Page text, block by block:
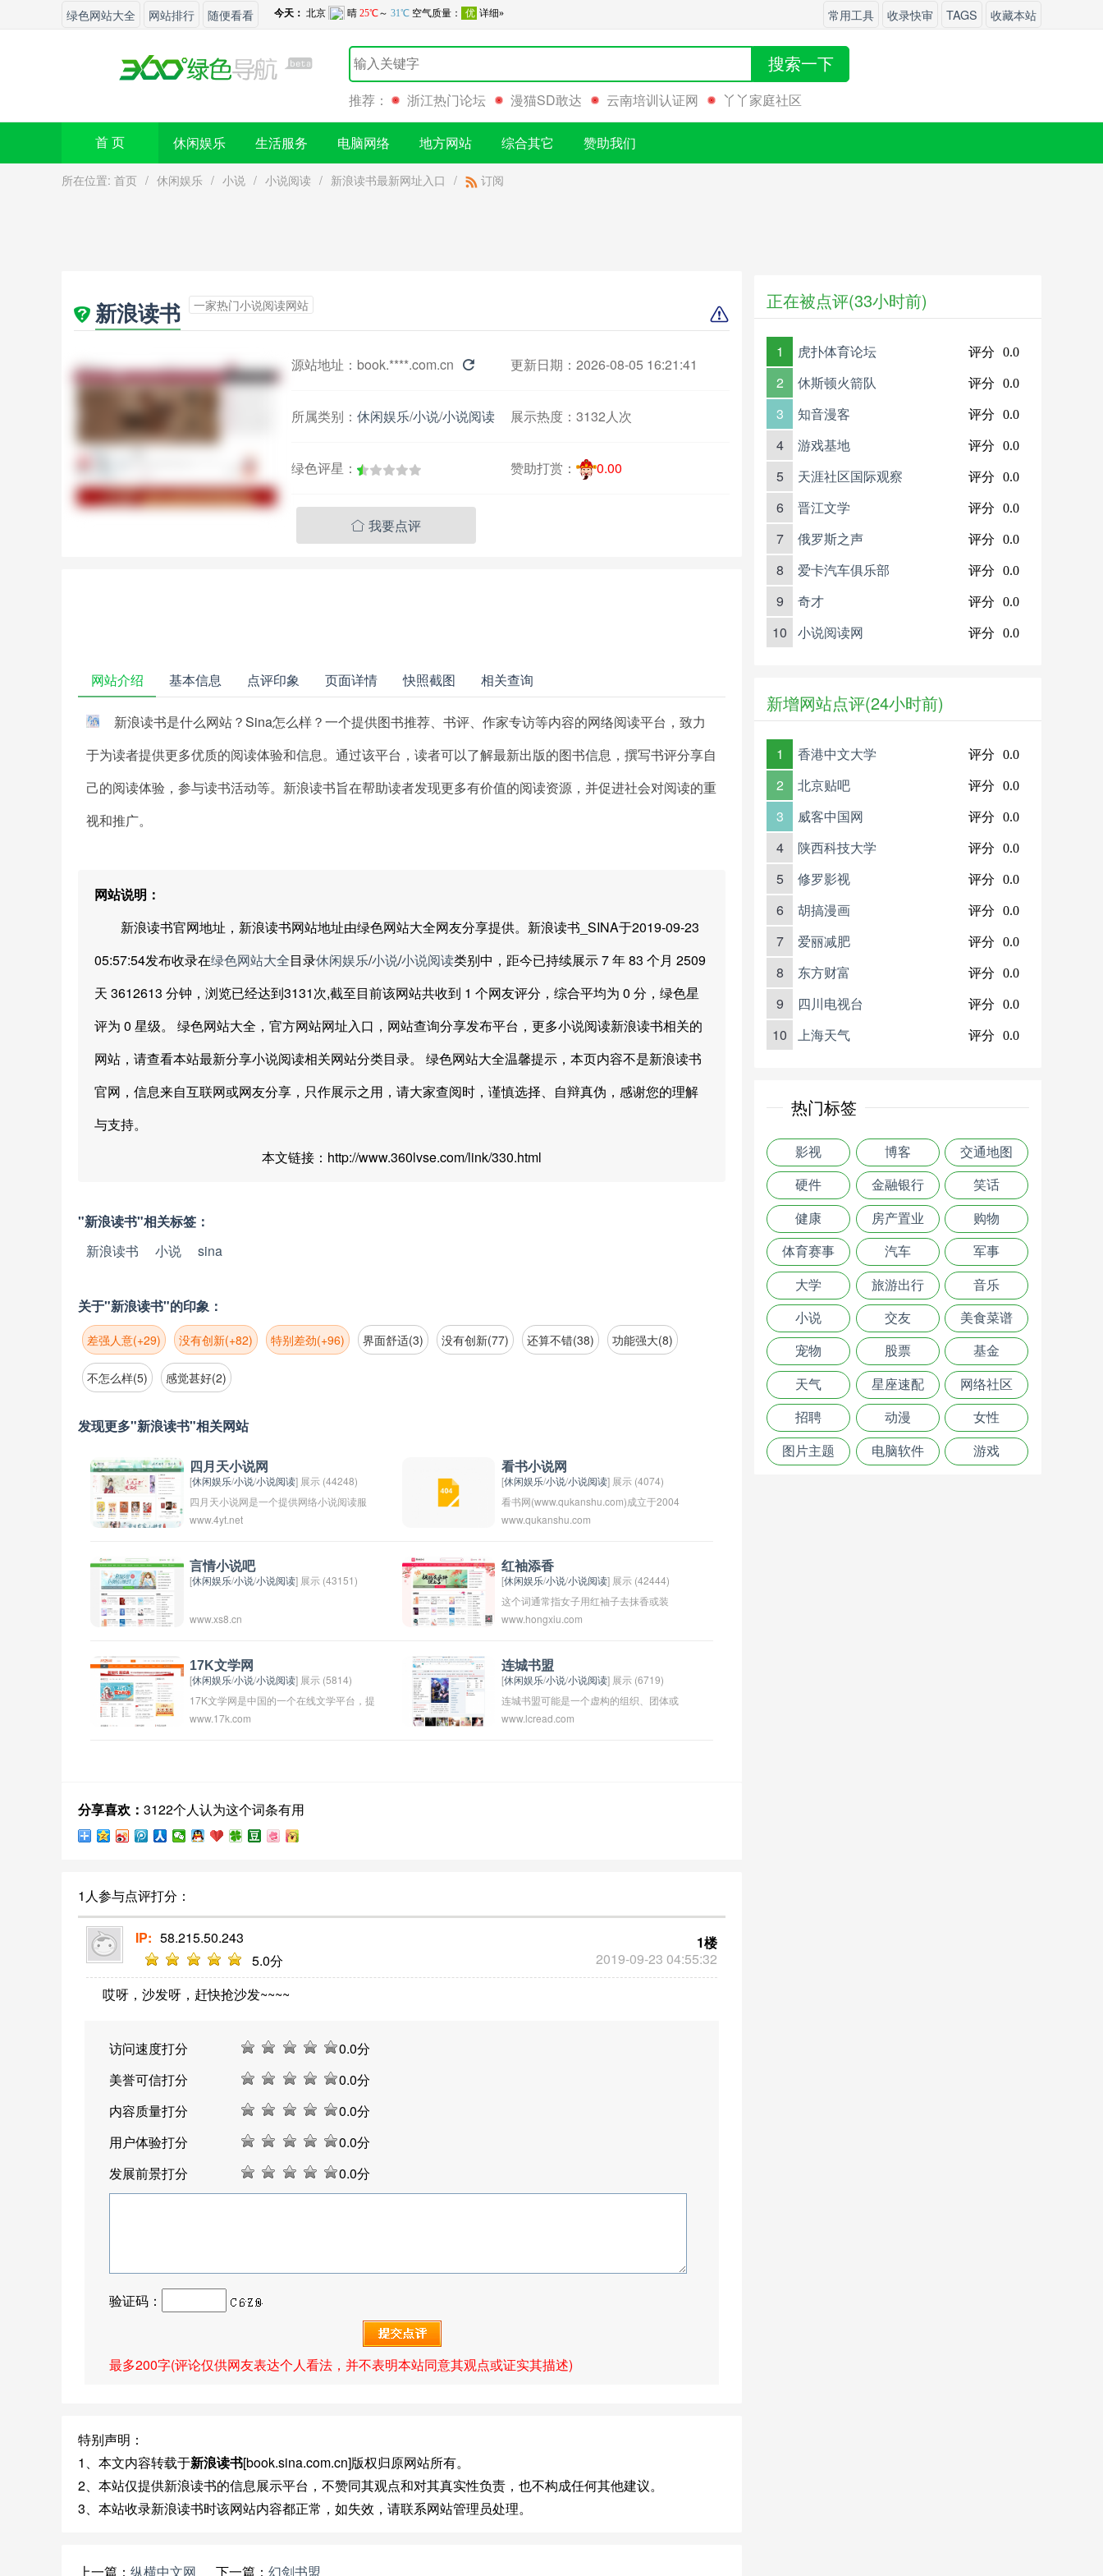
绿色网站大全 网站排行 随便看看 常用工具 收录快审 TAGS 收藏本站
搜索一下
推荐： 浙江热门论坛 漫猫SD敢达 云南培训认证网 丫丫家庭社区
首 页 休闲娱乐 生活服务 电脑网络 地方网站 综合其它 赞助我们
所在位置: 首页 / 休闲娱乐 / 小说 / 小说阅读 / 新浪读书最新网址入口 / 订阅
新浪读书 一家热门小说阅读网站
源站地址： book.****.com.cn  更新日期：2026-08-05 16:21:41
所属类别： 休闲娱乐/小说/小说阅读 展示热度： 3132人次
绿色评星： 赞助打赏： 0.00
 我要点评
网站介绍 基本信息 点评印象 页面详情 快照截图 相关查询
新浪读书是什么网站？Sina怎么样？一个提供图书推荐、书评、作家专访等内容的网络阅读平台，致力
于为读者提供更多优质的阅读体验和信息。通过该平台，读者可以了解最新出版的图书信息，撰写书评分享自
己的阅读体验，参与读书活动等。新浪读书旨在帮助读者发现更多有价值的阅读资源，并促进社会对阅读的重
视和推广。
网站说明：
新浪读书官网地址，新浪读书网站地址由绿色网站大全网友分享提供。新浪读书_SINA于2019-09-23
05:57:54发布收录在绿色网站大全目录休闲娱乐/小说/小说阅读类别中，距今已持续展示 7 年 83 个月 2509
天 3612613 分钟，浏览已经达到3131次,截至目前该网站共收到 1 个网友评分，综合平均为 0 分，绿色星
评为 0 星级。 绿色网站大全，官方网站网址入口，网站查询分享发布平台，更多小说阅读新浪读书相关的
网站，请查看本站最新分享小说阅读相关网站分类目录。 绿色网站大全温馨提示，本页内容不是新浪读书
官网，信息来自互联网或网友分享，只作展示之用，请大家查阅时，谨慎选择、自辩真伪，感谢您的理解
与支持。
本文链接：http://www.360lvse.com/link/330.html
"新浪读书"相关标签：
新浪读书
小说 sina
关于"新浪读书"的印象：
差强人意(+29) 没有创新(+82) 特别差劲(+96) 界面舒适(3) 没有创新(77) 还算不错(38) 功能强大(8)
不怎么样(5) 感觉甚好(2)
发现更多"新浪读书"相关网站
四月天小说网
[休闲娱乐/小说/小说阅读] 展示 (44248)
四月天小说网是一个提供网络小说阅读服
务的网站，用户可以在该网站上阅读各类
说等。网站提供了多种方式方便用户查找
和阅读小说，同时也允许用户自己上传小
的小说阅读体验。
www.4yt.net
看书小说网
[休闲娱乐/小说/小说阅读] 展示 (4074)
看书网(www.qukanshu.com)成立于2004
年，经过近五年时间的发展，现在已有签
日访问IP达到50万，日PV超过800万，每
月发放作者稿费达到数十万元，在目前原
创小说网站中名列前矛。网站发展很迅
猛，已稳居男性小说类网站前三名，全球
www.qukanshu.com
言情小说吧
[休闲娱乐/小说/小说阅读] 展示 (43151)
www.xs8.cn
红袖添香
[休闲娱乐/小说/小说阅读] 展示 (42444)
这个词通常指女子用红袖子去抹香或装
饰，形容女子的美丽或娇嫩。也可以泛指
www.hongxiu.com
17K文学网
[休闲娱乐/小说/小说阅读] 展示 (5814)
17K文学网是中国的一个在线文学平台，提
供各种类型的小说、散文、诗歌等作品供
者和作品，深受读者喜爱。
www.17k.com
连城书盟
[休闲娱乐/小说/小说阅读] 展示 (6719)
连城书盟可能是一个虚构的组织、团体或
者书籍名称。它可能暗示着一个团结在一
www.lcread.com
分享喜欢： 3122个人认为这个词条有用
1人参与点评打分：
2019-09-23 04:55:32
1楼
IP: 58.215.50.243
5.0分
哎呀，沙发呀，赶快抢沙发~~~~
访问速度打分 0.0分
美誉可信打分
0.0分
内容质量打分
0.0分
用户体验打分
0.0分
发展前景打分
0.0分
验证码：
最多200字(评论仅供网友表达个人看法，并不表明本站同意其观点或证实其描述)
特别声明：
1、本文内容转载于新浪读书[book.sina.com.cn]版权归原网站所有。
2、本站仅提供新浪读书的信息展示平台，不赞同其观点和对其真实性负责，也不构成任何其他建议。
3、本站收录新浪读书时该网站内容都正常，如失效，请联系网站管理员处理。
上一篇： 纵横中文网 下一篇： 幻剑书盟
正在被点评(33小时前)
1 虎扑体育论坛 评分 0.0
2 休斯顿火箭队 评分 0.0
3 知音漫客 评分 0.0
4 游戏基地 评分 0.0
5 天涯社区国际观察 评分 0.0
6 晋江文学 评分 0.0
7 俄罗斯之声 评分 0.0
8 爱卡汽车俱乐部 评分 0.0
9 奇才 评分 0.0
10 小说阅读网 评分 0.0
新增网站点评(24小时前)
1 香港中文大学 评分 0.0
2 北京贴吧 评分 0.0
3 威客中国网 评分 0.0
4 陕西科技大学 评分 0.0
5 修罗影视 评分 0.0
6 胡搞漫画 评分 0.0
7 爱丽减肥 评分 0.0
8 东方财富 评分 0.0
9 四川电视台 评分 0.0
10 上海天气 评分 0.0
热门标签
影视 博客 交通地图
硬件 金融银行 笑话
健康 房产置业 购物
体育赛事 汽车 军事
大学 旅游出行 音乐
小说 交友 美食菜谱
宠物 股票 基金
天气 星座速配 网络社区
招聘 动漫 女性
图片主题 电脑软件 游戏